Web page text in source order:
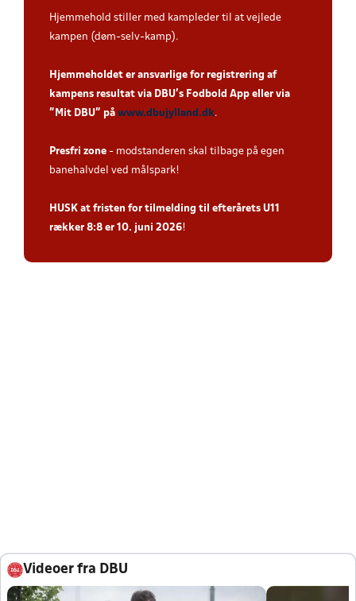
Hjemmehold stiller med kampleder til at vejlede
kampen (døm-selv-kamp).
Hjemmeholdet er ansvarlige for registrering af
kampens resultat via DBU’s Fodbold App eller via
”Mit DBU” på www.dbujylland.dk.
Presfri zone - modstanderen skal tilbage på egen
banehalvdel ved målspark!
HUSK at fristen for tilmelding til efterårets U11
rækker 8:8 er 10. juni 2026!
Videoer fra DBU